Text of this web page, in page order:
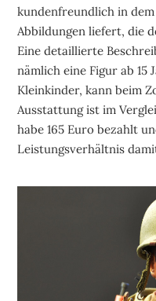
kundenfreundlich in dem
Abbildungen liefert, die
Eine detaillierte
nämlich eine Figur ab 15
Kleinkinder, kann beim
Ausstattung ist im
habe 165 Euro bezahlt
Leistungsverhältnis